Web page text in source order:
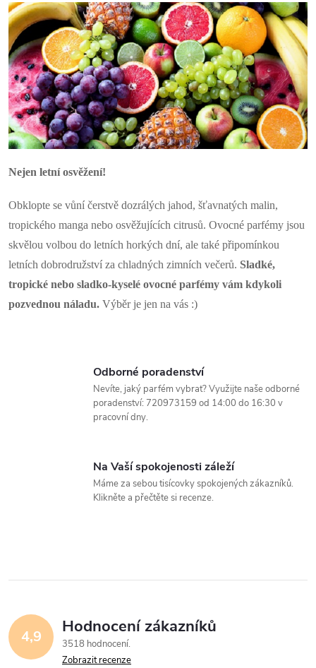
v
l
á
d
a
c
í
p
r
v
k
Nejen letní osvěžení!
Obklopte se vůní čerstvě dozrálých jahod, šťavnatých malin,
tropického manga nebo osvěžujících citrusů. Ovocné parfémy jsou
skvělou volbou do letních horkých dní, ale také připomínkou
letních dobrodružství za chladných zimních večerů. Sladké,
tropické nebo sladko-kyselé ovocné parfémy vám kdykoli
pozvednou náladu. Výběr je jen na vás :)
Odborné poradenství
Nevíte, jaký parfém vybrat? Využijte naše odborné
poradenství: 720973159 od 14:00 do 16:30 v
pracovní dny.
Na Vaší spokojenosti záleží
Máme za sebou tisícovky spokojených zákazníků.
Klikněte a přečtěte si recenze.
4,9 Hodnocení zákazníků
3518 hodnocení
Zobrazit recenze